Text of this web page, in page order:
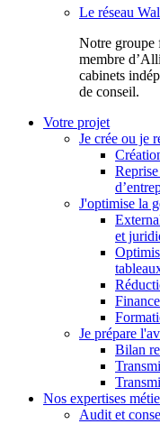
Le réseau
Notr​e groupe
membre
cabinets
de conseil.
Votre projet
Je crée ou je
J'optimise la
et
Je prépare
Bilan
Nos expertises
Audit et